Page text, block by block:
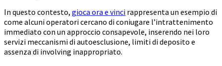
In questo contesto, gioca ora e vinci rappresenta un esempio di
come alcuni operatori cercano di coniugare l’intrattenimento
immediato con un approccio consapevole, inserendo nei loro
servizi meccanismi di autoesclusione, limiti di deposito e
assenza di involving inappropriato.